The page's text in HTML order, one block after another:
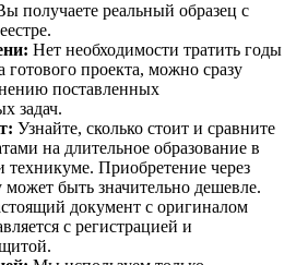
получаете реальный образец с
Нет необходимости тратить годы
готового проекта, можно сразу
поставленных
задач.
Узнайте, сколько стоит и сравните
на длительное образование в
техникуме. Приобретение через
быть значительно дешевле.
документ с оригиналом
с регистрацией и